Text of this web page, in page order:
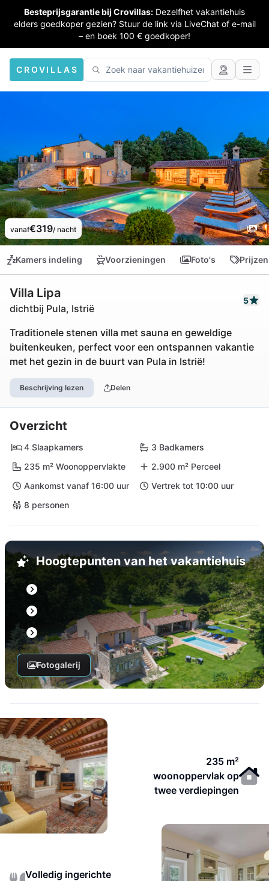
Besteprijsgarantie bij Crovillas: Dezelfhet vakantiehuis
elders goedkoper gezien? Stuur de link via LiveChat of e-mail
– en boek 100 € goedkoper!
CROVILLAS
vanaf€319/ nacht
Kamers indeling Voorzieningen Foto's
Villa Lipa
dichtbij Pula, Istrië
5
Traditionele stenen villa met sauna en geweldige
buitenkeuken, perfect voor een ontspannen vakantie
met het gezin in de buurt van Pula in Istrië!
Beschrijving lezen Delen
Overzicht
4 Slaapkamers
3 Badkamers
235 m² Woonoppervlakte
2.900 m² Perceel
Aankomst vanaf 16:00 uur
Vertrek tot 10:00 uur
8 personen
Hoogtepunten van het vakantiehuis
Fotogalerij
235 m²
woonoppervlak op
twee verdiepingen
Volledig ingerichte